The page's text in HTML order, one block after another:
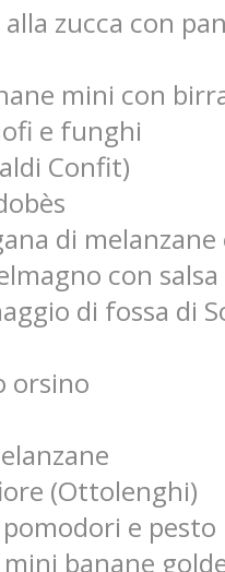
zucca con
mini con
e funghi
Confit)
di
con
di fossa di
orsino
(Ottolenghi)
e pesto
banane